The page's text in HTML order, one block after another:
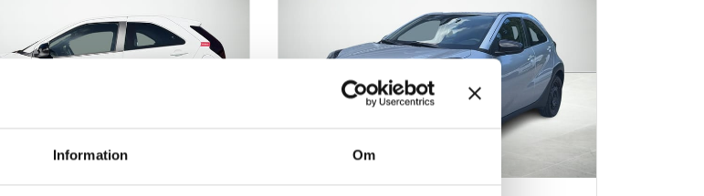
Information Om